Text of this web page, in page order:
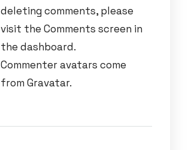
deleting comments, please
visit the Comments screen in
the dashboard.
Commenter avatars come
from Gravatar.